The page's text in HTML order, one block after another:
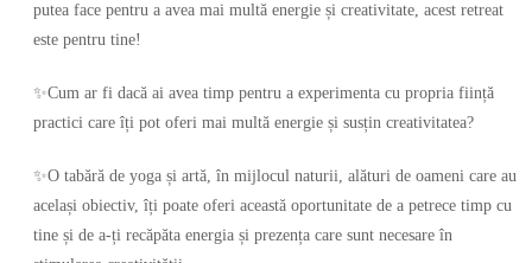
putea face pentru a avea mai multă energie și creativitate, acest retreat
este pentru tine!
✨Cum ar fi dacă ai avea timp pentru a experimenta cu propria ființă
practici care îți pot oferi mai multă energie și susțin creativitatea?
✨O tabără de yoga și artă, în mijlocul naturii, alături de oameni care au
același obiectiv, îți poate oferi această oportunitate de a petrece timp cu
tine și de a-ți recăpăta energia și prezența care sunt necesare în